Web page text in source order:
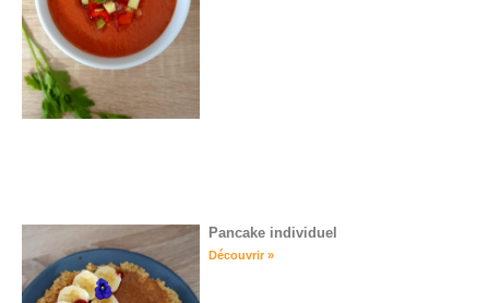
Pancake individuel
Découvrir »